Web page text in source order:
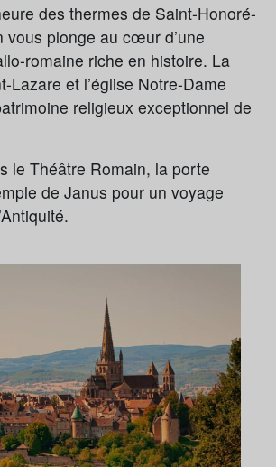
des thermes de Saint-Honoré-
vous plonge au cœur d’une
romaine riche en histoire. La
Lazare et l’église Notre-Dame
religieux exceptionnel de
le Théâtre Romain, la porte
de Janus pour un voyage